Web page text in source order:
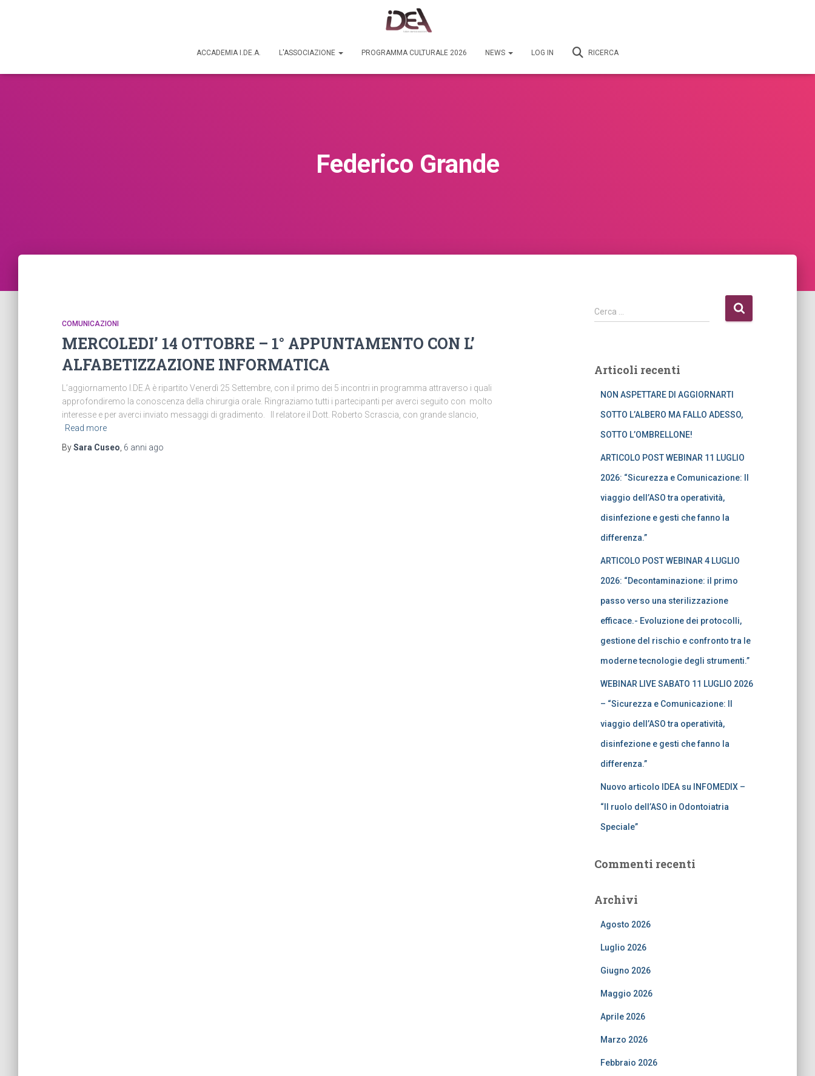
ACCADEMIA I.DE.A. L'ASSOCIAZIONE PROGRAMMA CULTURALE 2026 NEWS LOG IN RICERCA
Federico Grande
COMUNICAZIONI
MERCOLEDI’ 14 OTTOBRE – 1° APPUNTAMENTO CON L’
ALFABETIZZAZIONE INFORMATICA
L’aggiornamento I.DE.A è ripartito Venerdì 25 Settembre, con il primo dei 5 incontri in programma attraverso i quali
approfondiremo la conoscenza della chirurgia orale. Ringraziamo tutti i partecipanti per averci seguito con molto
interesse e per averci inviato messaggi di gradimento. Il relatore il Dott. Roberto Scrascia, con grande slancio,
Read more
BySara Cuseo 6 anni ago
R
i
c
Cerca …
Articoli recenti
NON ASPETTARE DI AGGIORNARTI
SOTTO L’ALBERO MA FALLO ADESSO,
SOTTO L’OMBRELLONE!
ARTICOLO POST WEBINAR 11 LUGLIO
2026: “Sicurezza e Comunicazione: Il
viaggio dell’ASO tra operatività,
disinfezione e gesti che fanno la
differenza.”
ARTICOLO POST WEBINAR 4 LUGLIO
2026: “Decontaminazione: il primo
passo verso una sterilizzazione
efficace.- Evoluzione dei protocolli,
gestione del rischio e confronto tra le
moderne tecnologie degli strumenti.”
WEBINAR LIVE SABATO 11 LUGLIO 2026
– “Sicurezza e Comunicazione: Il
viaggio dell’ASO tra operatività,
disinfezione e gesti che fanno la
differenza.”
Nuovo articolo IDEA su INFOMEDIX –
“Il ruolo dell’ASO in Odontoiatria
Speciale”
Commenti recenti
Archivi
Agosto 2026
Luglio 2026
Giugno 2026
Maggio 2026
Aprile 2026
Marzo 2026
Febbraio 2026